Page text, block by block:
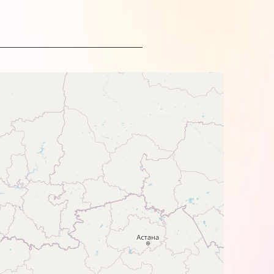
Але найкраще вони